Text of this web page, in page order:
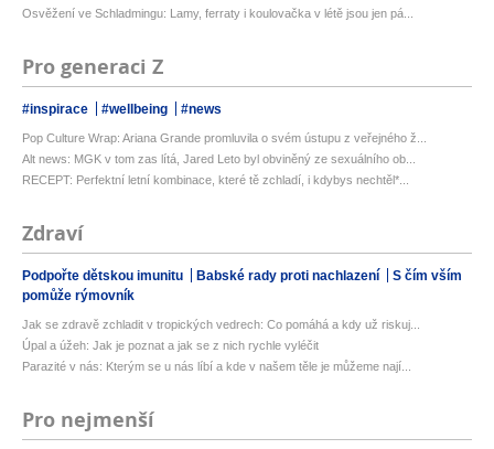
Osvěžení ve Schladmingu: Lamy, ferraty i koulovačka v létě jsou jen pá...
Pro generaci Z
#inspirace #wellbeing #news
Pop Culture Wrap: Ariana Grande promluvila o svém ústupu z veřejného ž...
Alt news: MGK v tom zas lítá, Jared Leto byl obviněný ze sexuálního ob...
RECEPT: Perfektní letní kombinace, které tě zchladí, i kdybys nechtěl*...
Zdraví
Podpořte dětskou imunitu Babské rady proti nachlazení
S čím vším
pomůže rýmovník
Jak se zdravě zchladit v tropických vedrech: Co pomáhá a kdy už riskuj...
Úpal a úžeh: Jak je poznat a jak se z nich rychle vyléčit
Parazité v nás: Kterým se u nás líbí a kde v našem těle je můžeme nají...
Pro nejmenší